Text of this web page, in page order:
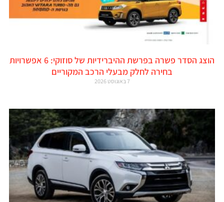
הוצג הסדר פשרה בפרשת ההיברידיות של סוזוקי: 6 אפשרויות
בחירה לחלק מבעלי הרכב המקוריים
7 באוגוסט 2026